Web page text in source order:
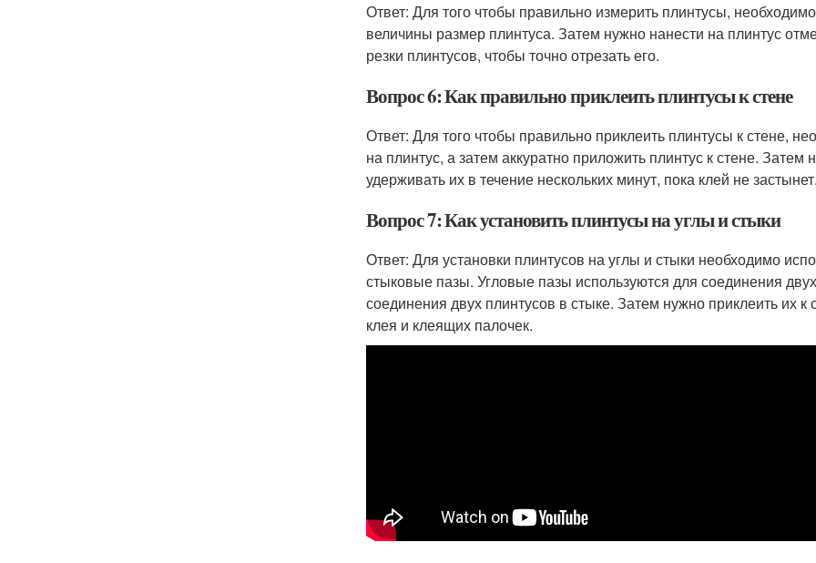
Ответ: Для того чтобы правильно измерить плинтусы,
величины размер плинтуса. Затем нужно нанести на плинтус
резки плинтусов, чтобы точно отрезать его.
Вопрос 6: Как правильно приклеить плинтусы к стене
Ответ: Для того чтобы правильно приклеить плинтусы к стене,
на плинтус, а затем аккуратно приложить плинтус к стене.
удерживать их в течение нескольких минут, пока клей не застынет.
Вопрос 7: Как установить плинтусы на углы и стыки
Ответ: Для установки плинтусов на углы и стыки необходимо
стыковые пазы. Угловые пазы используются для соединения
соединения двух плинтусов в стыке. Затем нужно приклеить их
клея и клеящих палочек.